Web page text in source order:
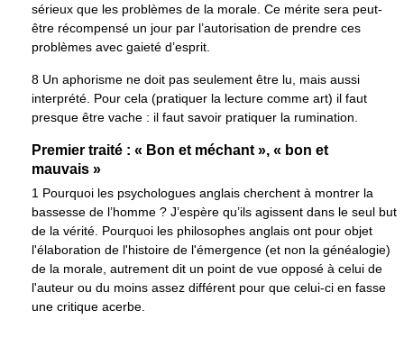
sérieux que les problèmes de la morale. Ce mérite sera peut-
être récompensé un jour par l’autorisation de prendre ces
problèmes avec gaieté d’esprit.
8 Un aphorisme ne doit pas seulement être lu, mais aussi
interprété. Pour cela (pratiquer la lecture comme art) il faut
presque être vache : il faut savoir pratiquer la rumination.
Premier traité : « Bon et méchant », « bon et
mauvais »
1 Pourquoi les psychologues anglais cherchent à montrer la
bassesse de l’homme ? J’espère qu’ils agissent dans le seul but
de la vérité. Pourquoi les philosophes anglais ont pour objet
l'élaboration de l'histoire de l'émergence (et non la généalogie)
de la morale, autrement dit un point de vue opposé à celui de
l'auteur ou du moins assez différent pour que celui-ci en fasse
une critique acerbe.